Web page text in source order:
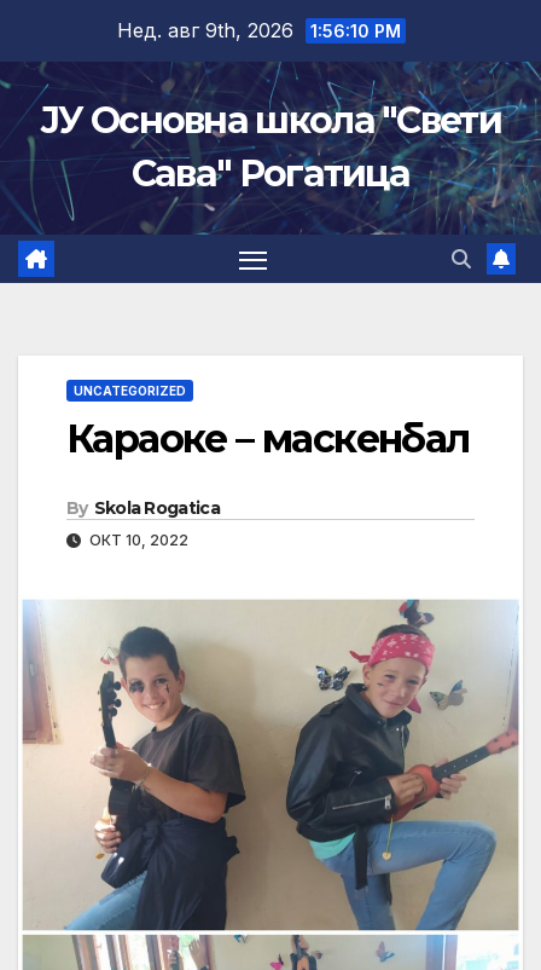
content
Нед. авг 9th, 2026 1:56:10 PM
ЈУ Основна школа "Свети
Сава" Рогатица
UNCATEGORIZED
Караоке – маскенбал
By Skola Rogatica
ОКТ 10, 2022